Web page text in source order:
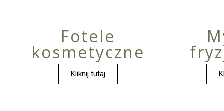
Fotele
kosmetyczne
Kliknij tutaj